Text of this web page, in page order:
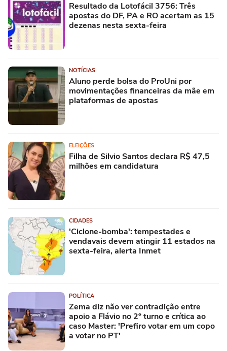
Resultado da Lotofácil 3756: Três
apostas do DF, PA e RO acertam as 15
dezenas nesta sexta-feira
NOTÍCIAS
Aluno perde bolsa do ProUni por
movimentações financeiras da mãe em
plataformas de apostas
ELEIÇÕES
Filha de Silvio Santos declara R$ 47,5
milhões em candidatura
CIDADES
'Ciclone-bomba': tempestades e
vendavais devem atingir 11 estados na
sexta-feira, alerta Inmet
POLÍTICA
Zema diz não ver contradição entre
apoio a Flávio no 2º turno e crítica ao
caso Master: 'Prefiro votar em um copo
a votar no PT'